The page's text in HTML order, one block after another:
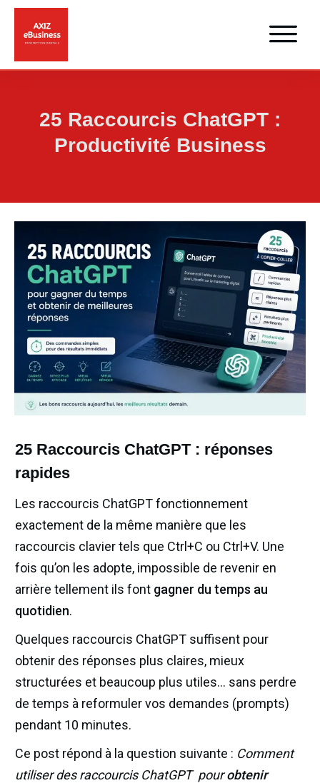
25 Raccourcis ChatGPT :
Productivité Business
25 Raccourcis ChatGPT : réponses
rapides
Les raccourcis ChatGPT fonctionnement
exactement de la même manière que les
raccourcis clavier tels que Ctrl+C ou Ctrl+V. Une
fois qu’on les adopte, impossible de revenir en
arrière tellement ils font gagner du temps au
quotidien.
Quelques raccourcis ChatGPT suffisent pour
obtenir des réponses plus claires, mieux
structurées et beaucoup plus utiles… sans perdre
de temps à reformuler vos demandes (prompts)
pendant 10 minutes.
Ce post répond à la question suivante : Comment
utiliser des raccourcis ChatGPT pourobtenir